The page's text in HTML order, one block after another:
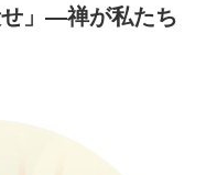
せ」―禅が私たち